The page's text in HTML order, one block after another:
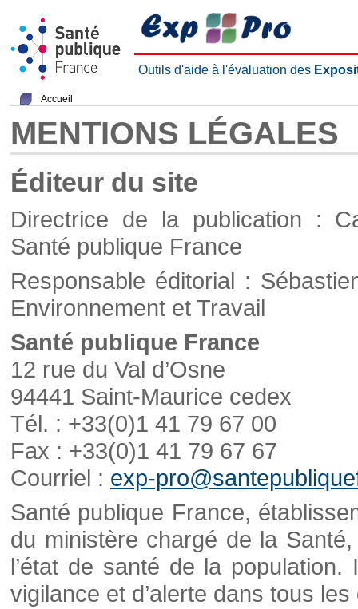
Outils d'aide à l'évaluation des
Accueil
MENTIONS LÉGALES
Éditeur du site
Directrice de la publication :
Santé publique France
Responsable éditorial :
Environnement et Travail
Santé publique France
12 rue du Val d’Osne
94441 Saint-Maurice cedex
Tél. : +33(0)1 41 79 67 00
Fax : +33(0)1 41 79 67 67
Courriel : exp-
Santé publique France,
du ministère chargé de la
l’état de santé de la
vigilance et d’alerte dans tous